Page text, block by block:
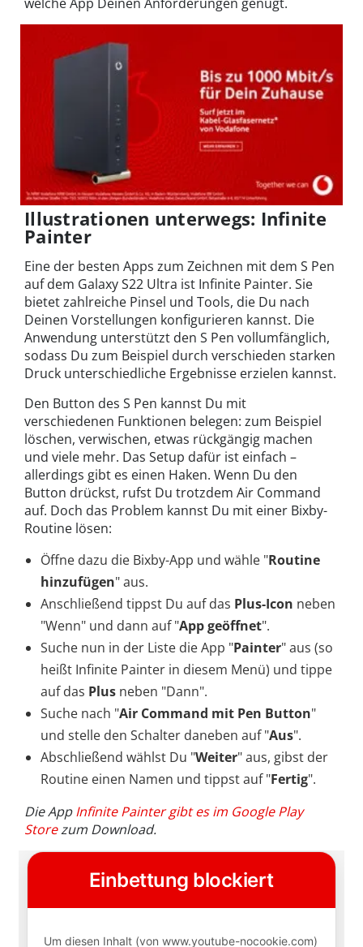
Illustrationen unterwegs: Infinite
Painter
Eine der besten Apps zum Zeichnen mit dem S Pen
auf dem Galaxy S22 Ultra ist Infinite Painter. Sie
bietet zahlreiche Pinsel und Tools, die Du nach
Deinen Vorstellungen konfigurieren kannst. Die
Anwendung unterstützt den S Pen vollumfänglich,
sodass Du zum Beispiel durch verschieden starken
Druck unterschiedliche Ergebnisse erzielen kannst.
Den Button des S Pen kannst Du mit
verschiedenen Funktionen belegen: zum Beispiel
löschen, verwischen, etwas rückgängig machen
und viele mehr. Das Setup dafür ist einfach –
allerdings gibt es einen Haken. Wenn Du den
Button drückst, rufst Du trotzdem Air Command
auf. Doch das Problem kannst Du mit einer Bixby-
Routine lösen:
Öffne dazu die Bixby-App und wähle "Routine
hinzufügen" aus.
Anschließend tippst Du auf das Plus-Icon neben
"Wenn" und dann auf "App geöffnet".
Suche nun in der Liste die App "Painter" aus (so
heißt Infinite Painter in diesem Menü) und tippe
auf das Plus neben "Dann".
Suche nach "Air Command mit Pen Button"
und stelle den Schalter daneben auf "Aus".
Abschließend wählst Du "Weiter" aus, gibst der
Routine einen Namen und tippst auf "Fertig".
Die AppInfinite Painter gibt es im Google Play
Storezum Download.